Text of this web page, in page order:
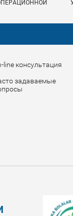
line консультация
задаваемые